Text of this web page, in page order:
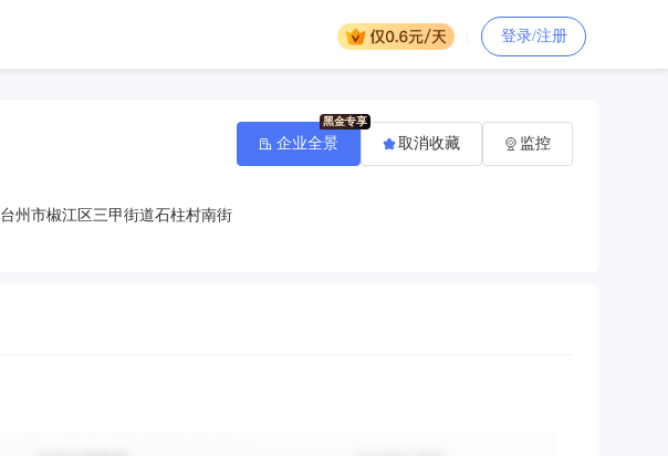
登录/注册
台州市椒江区三甲街道石柱村南街
企业全景 取消收藏 监控